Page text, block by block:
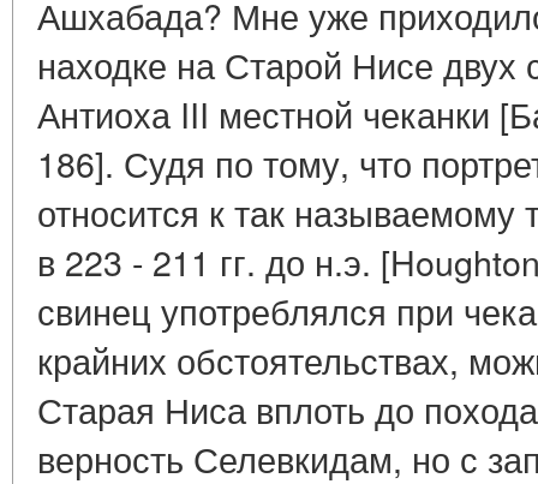
Ашхабада? Мне уже
находке на Старой Нисе двух
Антиоха III местной чеканки
186]. Судя по тому, что
относится к так
в 223 - 211 гг. до н.э.
свинец употреблялся при
крайних обстоятельствах,
Старая Ниса вплоть до
верность Селевкидам, но с